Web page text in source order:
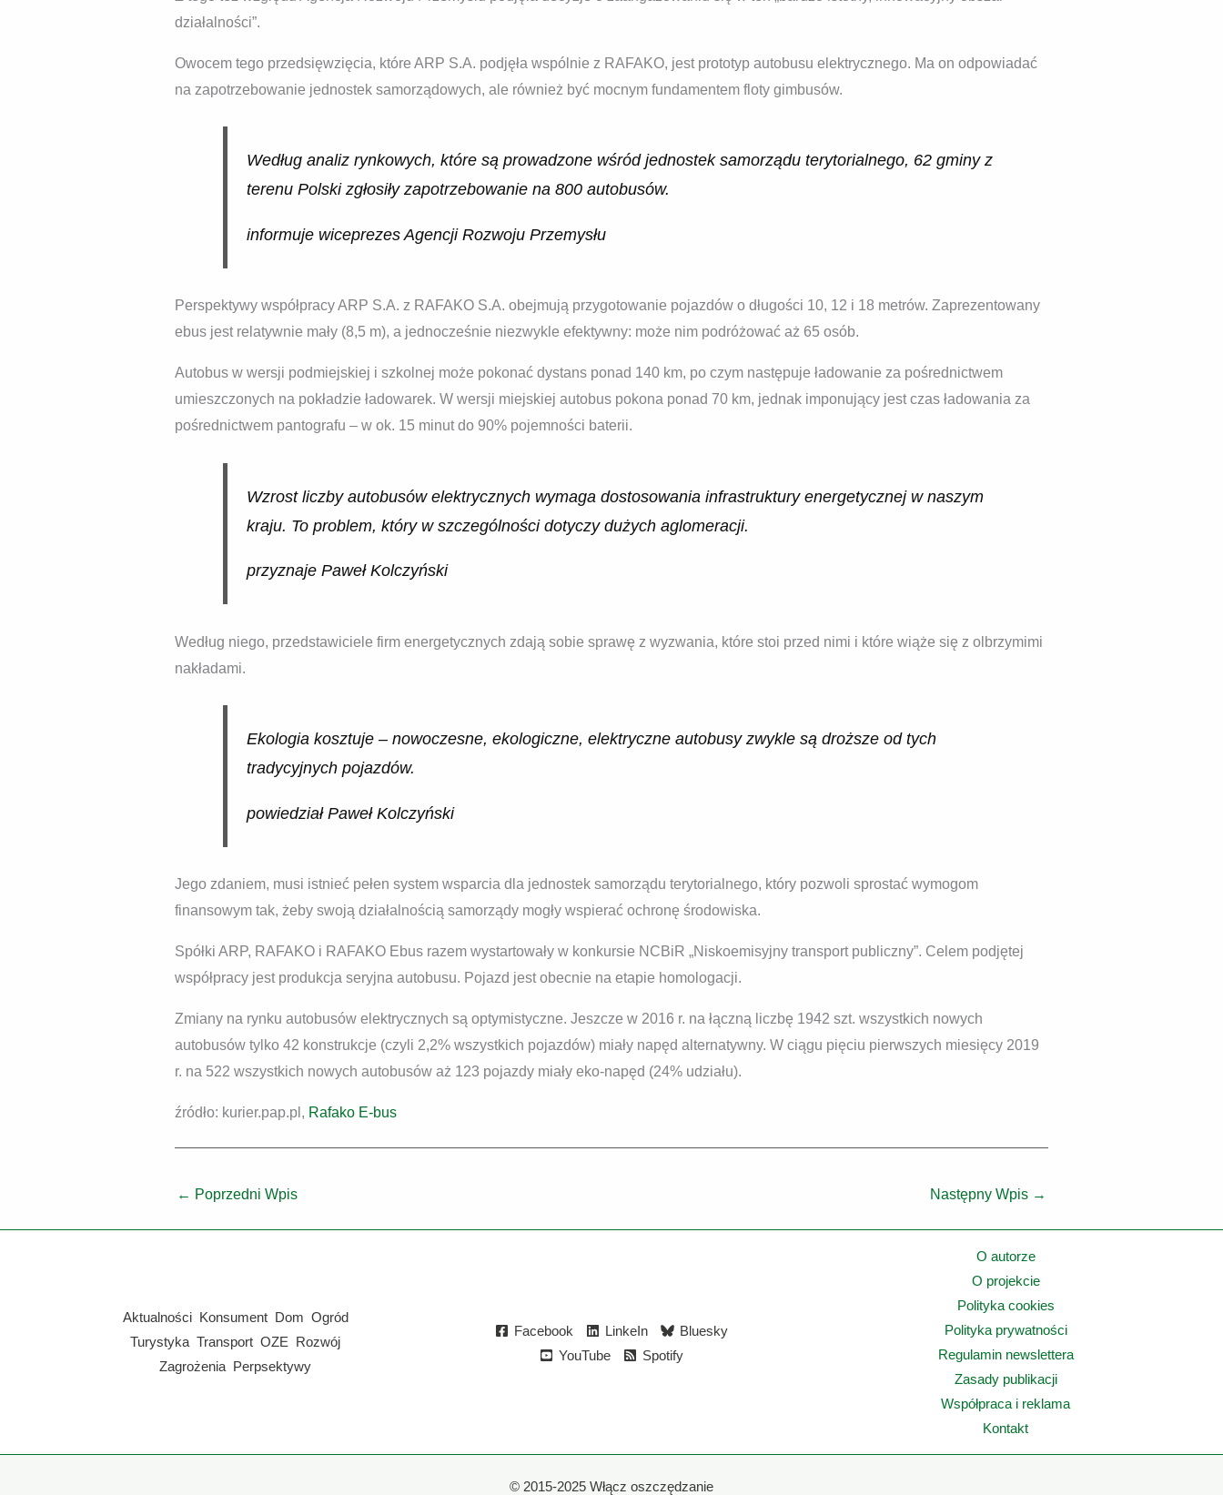
działalności”.
Owocem tego przedsięwzięcia, które ARP S.A. podjęła wspólnie z RAFAKO, jest prototyp autobusu elektrycznego. Ma on odpowiadać
na zapotrzebowanie jednostek samorządowych, ale również być mocnym fundamentem floty gimbusów.
Według analiz rynkowych, które są prowadzone wśród jednostek samorządu terytorialnego, 62 gminy z
terenu Polski zgłosiły zapotrzebowanie na 800 autobusów.
informuje wiceprezes Agencji Rozwoju Przemysłu
Perspektywy współpracy ARP S.A. z RAFAKO S.A. obejmują przygotowanie pojazdów o długości 10, 12 i 18 metrów. Zaprezentowany
ebus jest relatywnie mały (8,5 m), a jednocześnie niezwykle efektywny: może nim podróżować aż 65 osób.
Autobus w wersji podmiejskiej i szkolnej może pokonać dystans ponad 140 km, po czym następuje ładowanie za pośrednictwem
umieszczonych na pokładzie ładowarek. W wersji miejskiej autobus pokona ponad 70 km, jednak imponujący jest czas ładowania za
pośrednictwem pantografu – w ok. 15 minut do 90% pojemności baterii.
Wzrost liczby autobusów elektrycznych wymaga dostosowania infrastruktury energetycznej w naszym
kraju. To problem, który w szczególności dotyczy dużych aglomeracji.
przyznaje Paweł Kolczyński
Według niego, przedstawiciele firm energetycznych zdają sobie sprawę z wyzwania, które stoi przed nimi i które wiąże się z olbrzymimi
nakładami.
Ekologia kosztuje – nowoczesne, ekologiczne, elektryczne autobusy zwykle są droższe od tych
tradycyjnych pojazdów.
powiedział Paweł Kolczyński
Jego zdaniem, musi istnieć pełen system wsparcia dla jednostek samorządu terytorialnego, który pozwoli sprostać wymogom
finansowym tak, żeby swoją działalnością samorządy mogły wspierać ochronę środowiska.
Spółki ARP, RAFAKO i RAFAKO Ebus razem wystartowały w konkursie NCBiR „Niskoemisyjny transport publiczny”. Celem podjętej
współpracy jest produkcja seryjna autobusu. Pojazd jest obecnie na etapie homologacji.
Zmiany na rynku autobusów elektrycznych są optymistyczne. Jeszcze w 2016 r. na łączną liczbę 1942 szt. wszystkich nowych
autobusów tylko 42 konstrukcje (czyli 2,2% wszystkich pojazdów) miały napęd alternatywny. W ciągu pięciu pierwszych miesięcy 2019
r. na 522 wszystkich nowych autobusów aż 123 pojazdy miały eko-napęd (24% udziału).
źródło: kurier.pap.pl, Rafako E-bus
← Poprzedni Wpis Następny Wpis →
Aktualności Konsument Dom Ogród
Turystyka Transport OZE Rozwój
Zagrożenia Perpsektywy
Facebook LinkeIn
Bluesky
YouTube
Spotify
O autorze
O projekcie
Polityka cookies
Polityka prywatności
Regulamin newslettera
Zasady publikacji
Współpraca i reklama
Kontakt
© 2015-2025 Włącz oszczędzanie